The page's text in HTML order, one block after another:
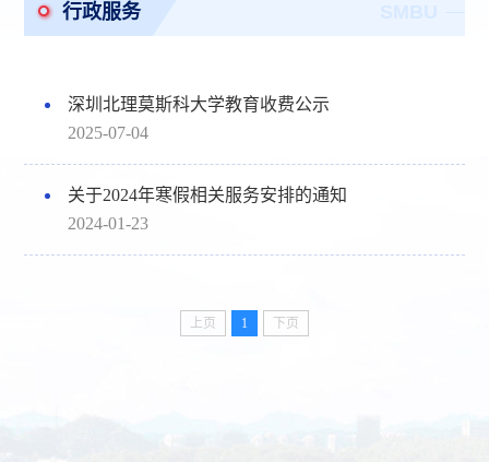
行政服务
深圳北理莫斯科大学教育收费公示
2025-07-04
关于2024年寒假相关服务安排的通知
2024-01-23
上页 1 下页